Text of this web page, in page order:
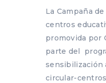
La Campaña
centros
promovida por
parte del
sensibilización
circular-